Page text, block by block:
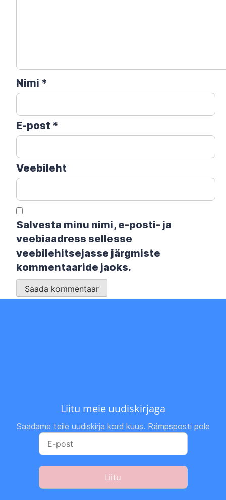
Nimi *
E-post *
Veebileht
Salvesta minu nimi, e-posti- ja
veebiaadress sellesse
veebilehitsejasse järgmiste
kommentaaride jaoks.
Liitu meie uudiskirjaga
Saadame teile uudiskirja kord kuus. Rämpsposti pole
Liitu